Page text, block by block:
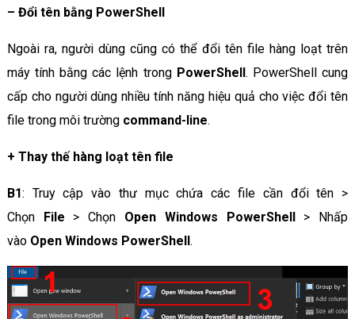
– Đổi tên bằng PowerShell
Ngoài ra, người dùng cũng có thể đổi tên file hàng loạt trên
máy tính bằng các lệnh trong PowerShell . PowerShell cung
cấp cho người dùng nhiều tính năng hiệu quả cho việc đổi tên
file trong môi trường command-line.
+ Thay thế hàng loạt tên file
B1: Truy cập vào thư mục chứa các file cần đổi tên >
Chọn
File > Chọn Open Windows PowerShell
> Nhấp
vàoOpen Windows PowerShell .